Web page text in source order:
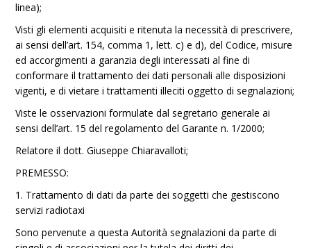
linea);
Visti gli elementi acquisiti e ritenuta la necessità di prescrivere,
ai sensi dell’art. 154, comma 1, lett. c) e d), del Codice, misure
ed accorgimenti a garanzia degli interessati al fine di
conformare il trattamento dei dati personali alle disposizioni
vigenti, e di vietare i trattamenti illeciti oggetto di segnalazioni;
Viste le osservazioni formulate dal segretario generale ai
sensi dell’art. 15 del regolamento del Garante n. 1/2000;
Relatore il dott. Giuseppe Chiaravalloti;
PREMESSO:
1. Trattamento di dati da parte dei soggetti che gestiscono
servizi radiotaxi
Sono pervenute a questa Autorità segnalazioni da parte di